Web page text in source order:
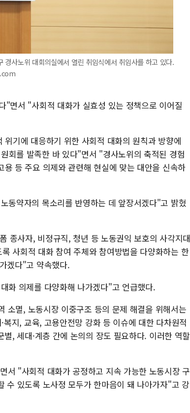
사노위 대회의실에서 열린 취임식에서 취임사를 하고 있다.
"면서 "사회적 대화가 실효성 있는 정책으로 이어질
기에 대응하기 위한 사회적 대화의 원칙과 방향에
회를 발족한 바 있다"면서 "경사노위의 축적된 경험
등 주요 의제와 관련해 현실에 맞는 대안을 신속하
동약자의 목소리를 반영하는 데 앞장서겠다"고 밝혔
종사자, 비정규직, 청년 등 노동권익 보호의 사각지대
사회적 대화 참여 주체와 참여방법을 다양화하는 한
겠다"고 약속했다.
화 의제를 다양화해 나가겠다"고 언급했다.
소멸, 노동시장 이중구조 등의 문제 해결을 위해서는
지, 교육, 고용안전망 강화 등 이슈에 대한 다차원적
, 세대·계층 간에 논의의 장도 필요하다. 이러한 역할
서 "사회적 대화가 공정하고 지속 가능한 노동시장 구
수 있도록 노사정 모두가 한마음이 돼 나아가자"고 강